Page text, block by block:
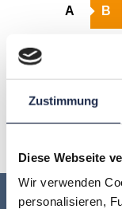
Zustimmung
Diese Webseite
Wir verwenden
personalisieren,
A B